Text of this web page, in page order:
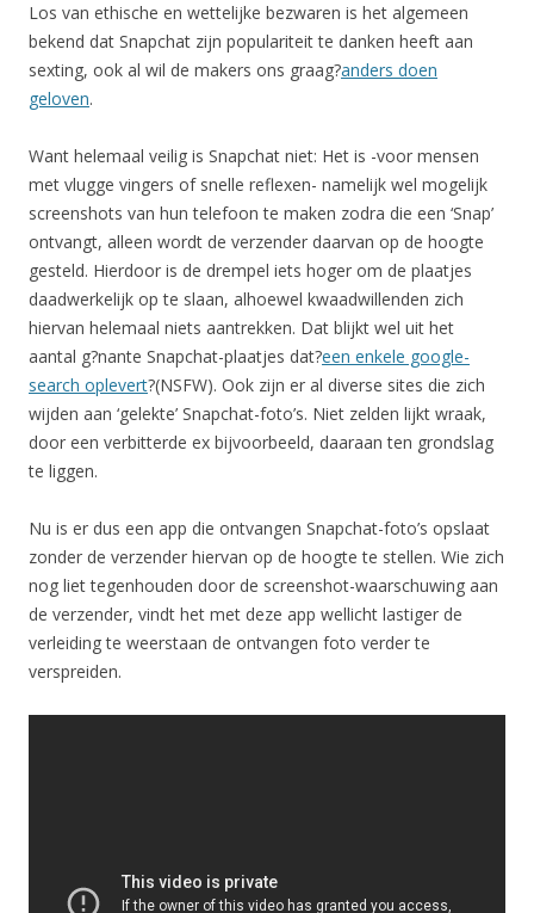
Los van ethische en wettelijke bezwaren is het algemeen
bekend dat Snapchat zijn populariteit te danken heeft aan
sexting, ook al wil de makers ons graag?anders doen
geloven.
Want helemaal veilig is Snapchat niet: Het is -voor mensen
met vlugge vingers of snelle reflexen- namelijk wel mogelijk
screenshots van hun telefoon te maken zodra die een ‘Snap’
ontvangt, alleen wordt de verzender daarvan op de hoogte
gesteld. Hierdoor is de drempel iets hoger om de plaatjes
daadwerkelijk op te slaan, alhoewel kwaadwillenden zich
hiervan helemaal niets aantrekken. Dat blijkt wel uit het
aantal g?nante Snapchat-plaatjes dat?een enkele google-
search oplevert?(NSFW). Ook zijn er al diverse sites die zich
wijden aan ‘gelekte’ Snapchat-foto’s. Niet zelden lijkt wraak,
door een verbitterde ex bijvoorbeeld, daaraan ten grondslag
te liggen.
Nu is er dus een app die ontvangen Snapchat-foto’s opslaat
zonder de verzender hiervan op de hoogte te stellen. Wie zich
nog liet tegenhouden door de screenshot-waarschuwing aan
de verzender, vindt het met deze app wellicht lastiger de
verleiding te weerstaan de ontvangen foto verder te
verspreiden.